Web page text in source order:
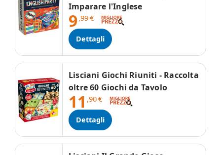
Imparare l'Inglese
9,99€
Dettagli
Lisciani Giochi Riuniti - Raccolta
oltre 60 Giochi da Tavolo
11 ,90€
Dettagli